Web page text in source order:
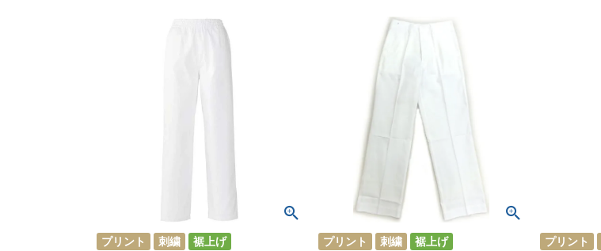
プリント 刺繍 裾上げ プリント 刺繍 裾上げ プリント